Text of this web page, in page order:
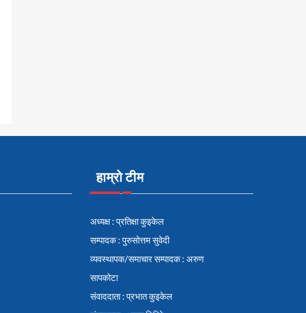
हाम्रो टीम
अध्यक्ष : प्रतिक्षा कुइकेल
सम्पादक : पुरुसोत्तम सुवेदी
व्यवस्थापक/समाचार सम्पादक : अरुण
सापकोटा
संवाददाता : प्रभात कुइकेल